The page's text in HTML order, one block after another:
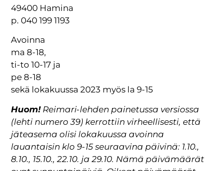
49400 Hamina
p. 040 199 1193
Avoinna
ma 8-18,
ti-to 10-17 ja
pe 8-18
sekä lokakuussa 2023 myös la 9-15
Huom!Reimari-lehden painetussa versiossa
(lehti numero 39) kerrottiin virheellisesti, että
jäteasema olisi lokakuussa avoinna
lauantaisin klo 9-15 seuraavina päivinä: 1.10.,
8.10., 15.10., 22.10. ja 29.10. Nämä päivämäärät